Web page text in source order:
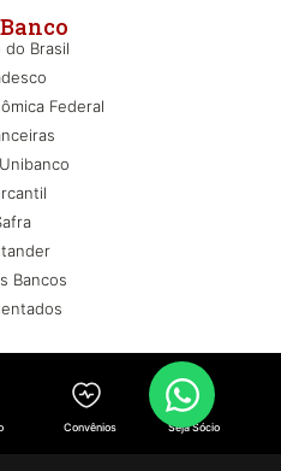
do Brasil
Federal
Bancos
Convênios Seja Sócio